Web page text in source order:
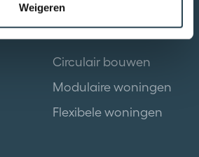
Weigeren
Meer weten over
Circulair bouwen
Modulaire woningen
Flexibele woningen